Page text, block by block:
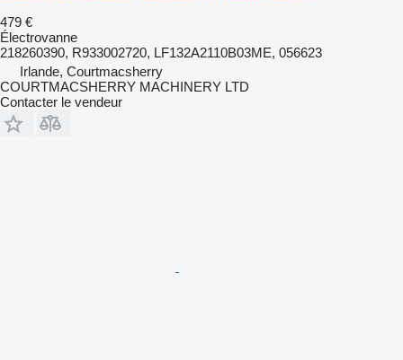
479 €
Électrovanne
218260390, R933002720, LF132A2110B03ME, 056623
Irlande, Courtmacsherry
COURTMACSHERRY MACHINERY LTD
Contacter le vendeur